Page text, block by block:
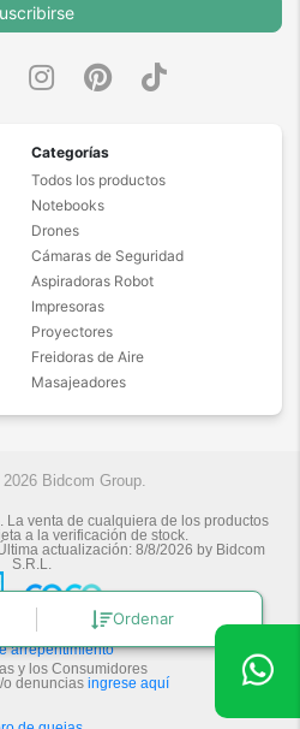
Ordenar
Categorías
Todos los productos
Notebooks
Drones
Cámaras de Seguridad
Aspiradoras Robot
Impresoras
Proyectores
Freidoras de Aire
Masajeadores
Bidcom Group.
La venta de cualquiera de los productos
a la verificación de stock.
actualización: 8/8/2026 by Bidcom
S.R.L.
arrepentimiento
y los Consumidores
o denuncias ingrese aquí